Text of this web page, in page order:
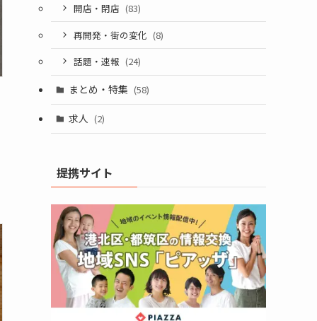
開店・閉店 (83)
再開発・街の変化 (8)
話題・速報 (24)
まとめ・特集 (58)
求人 (2)
提携サイト